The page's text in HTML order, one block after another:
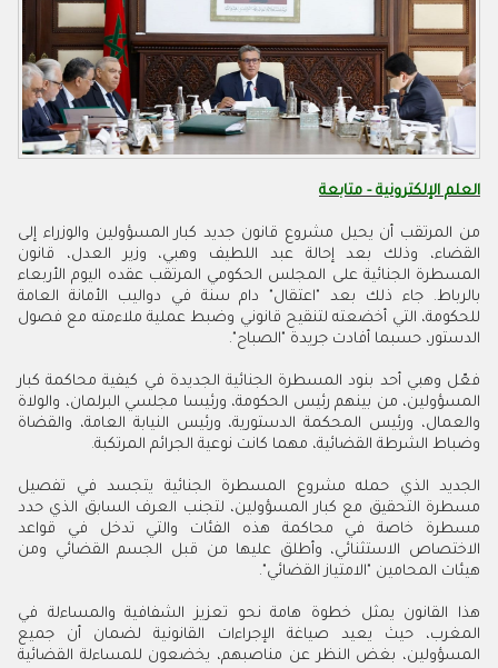
العلم الإلكترونية - متابعة
من المرتقب أن يحيل مشروع قانون جديد كبار المسؤولين والوزراء إلى
القضاء، وذلك بعد إحالة عبد اللطيف وهبي، وزير العدل، قانون
المسطرة الجنائية على المجلس الحكومي المرتقب عقده اليوم الأربعاء
بالرباط. جاء ذلك بعد "اعتقال" دام سنة في دواليب الأمانة العامة
للحكومة، التي أخضعته لتنقيح قانوني وضبط عملية ملاءمته مع فصول
الدستور، حسبما أفادت جريدة "الصباح".
فعّل وهبي أحد بنود المسطرة الجنائية الجديدة في كيفية محاكمة كبار
المسؤولين، من بينهم رئيس الحكومة، ورئيسا مجلسي البرلمان، والولاة
والعمال، ورئيس المحكمة الدستورية، ورئيس النيابة العامة، والقضاة
وضباط الشرطة القضائية، مهما كانت نوعية الجرائم المرتكبة.
الجديد الذي حمله مشروع المسطرة الجنائية يتجسد في تفصيل
مسطرة التحقيق مع كبار المسؤولين، لتجنب العرف السابق الذي حدد
مسطرة خاصة في محاكمة هذه الفئات والتي تدخل في قواعد
الاختصاص الاستثنائي، وأطلق عليها من قبل الجسم القضائي ومن
هيئات المحامين "الامتياز القضائي".
هذا القانون يمثل خطوة هامة نحو تعزيز الشفافية والمساءلة في
المغرب، حيث يعيد صياغة الإجراءات القانونية لضمان أن جميع
المسؤولين، بغض النظر عن مناصبهم، يخضعون للمساءلة القضائية